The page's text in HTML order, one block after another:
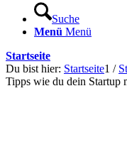
Suche
Menü Menü
Startseite
Du bist hier: Startseite1 /
Tipps wie du dein Startup